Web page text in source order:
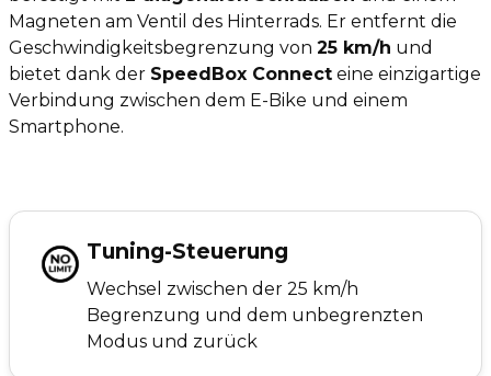
Magneten am Ventil des Hinterrads. Er entfernt die
Geschwindigkeitsbegrenzung von 25 km/h und
bietet dank der SpeedBox Connect eine einzigartige
Verbindung zwischen dem E-Bike und einem
Smartphone.
Tuning-Steuerung
Wechsel zwischen der 25 km/h
Begrenzung und dem unbegrenzten
Modus und zurück